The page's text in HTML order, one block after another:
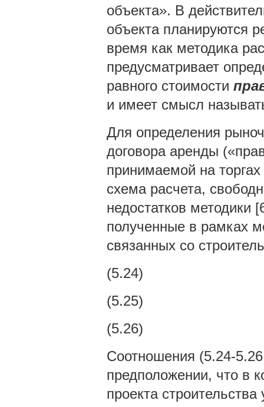
объекта». В
объекта планируются
время как методика
предусматривает
равного стоимости
и имеет смысл
Для определения
договора аренды
принимаемой на
схема расчета,
недостатков методики
полученные в рамках
связанных со
(5.24)
(5.25)
(5.26)
Соотношения (5.24-
предположении, что в
проекта